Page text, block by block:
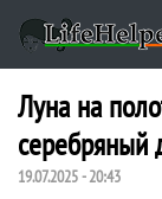
Луна на
серебряный
19.07.2025 - 20:43